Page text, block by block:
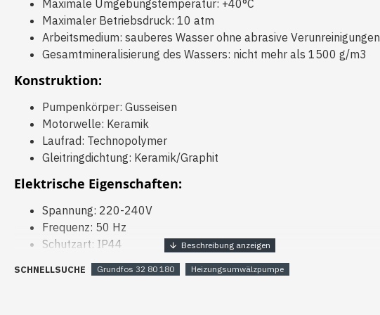
Maximale Umgebungstemperatur: +40°C
Maximaler Betriebsdruck: 10 atm
Arbeitsmedium: sauberes Wasser ohne abrasive Verunreinigungen
Gesamtmineralisierung des Wassers: nicht mehr als 1500 g/m3
Konstruktion:
Pumpenkörper: Gusseisen
Motorwelle: Keramik
Laufrad: Technopolymer
Gleitringdichtung: Keramik/Graphit
Elektrische Eigenschaften:
Spannung: 220-240V
Frequenz: 50 Hz
Schutzart: IP44
Motortyp: asynchron, dreistufig, geräuschlos.
SCHNELLSUCHE Grundfos 32 80 180 Heizungsumwälzpumpe